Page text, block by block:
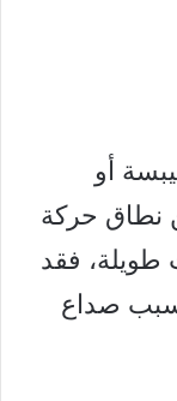
أو
نطاق حركة
طويلة، فقد
صداع